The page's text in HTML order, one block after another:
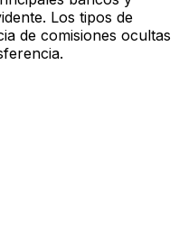
Los tipos de
de comisiones ocultas